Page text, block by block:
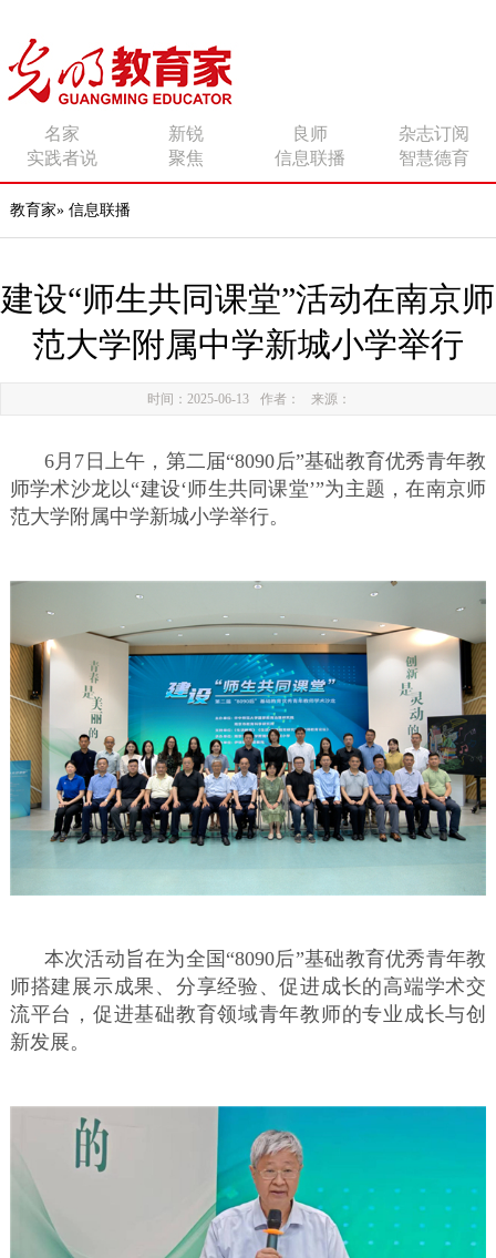
名家 新锐 良师
杂志订阅
实践者说
聚焦 信息联播 智慧德育
教育家» 信息联播
建设“师生共同课堂”活动在南京师
范大学附属中学新城小学举行
时间：2025-06-13 作者： 来源：
6月7日上午，第二届“8090后”基础教育优秀青年教
师学术沙龙以“建设‘师生共同课堂’”为主题，在南京师
范大学附属中学新城小学举行。
本次活动旨在为全国“8090后”基础教育优秀青年教
师搭建展示成果、分享经验、促进成长的高端学术交
流平台，促进基础教育领域青年教师的专业成长与创
新发展。